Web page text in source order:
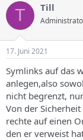
T Till
17. Juni 2021
Symlinks auf das
anlegen,also
nicht begrenzt,
Von der
rechte auf einen
den er verweist